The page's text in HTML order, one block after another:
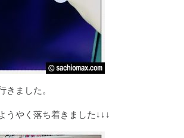
きました。
うやく落ち着きました↓↓↓